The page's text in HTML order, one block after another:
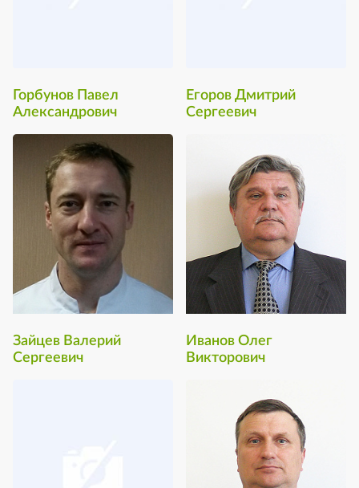
Горбунов Павел
Александрович
Егоров Дмитрий
Сергеевич
Зайцев Валерий
Сергеевич
Иванов Олег
Викторович